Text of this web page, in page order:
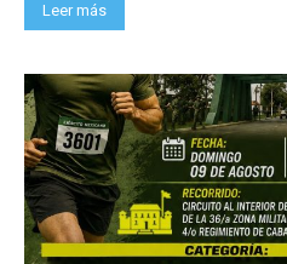
Leer más